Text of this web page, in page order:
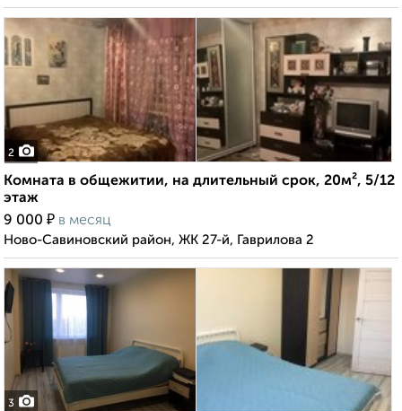
2
Комната в общежитии, на длительный срок, 20м², 5/12
этаж
9 000 ₽ в месяц
Ново-Савиновский район, ЖК 27-й, Гаврилова 2
3